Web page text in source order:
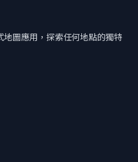
圖應用，探索任何地點的獨特